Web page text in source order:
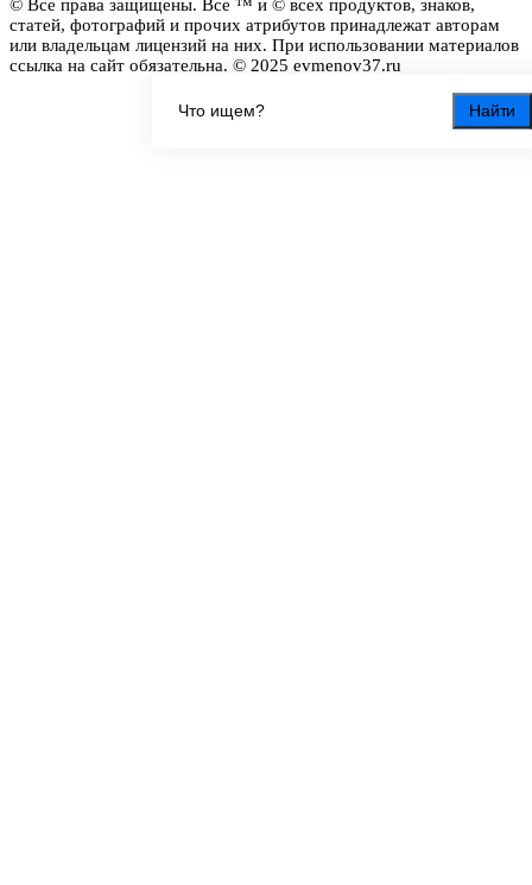
Найти
© Все права защищены. Все ™ и © всех продуктов, знаков,
статей, фотографий и прочих атрибутов принадлежат авторам
или владельцам лицензий на них. При использовании материалов
ссылка на сайт обязательна. © 2025 evmenov37.ru